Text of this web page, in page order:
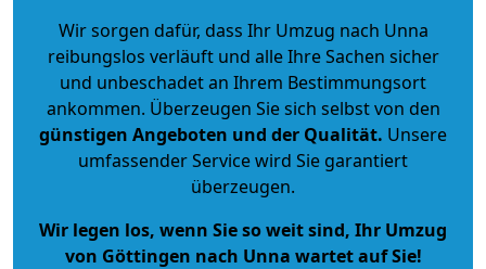
Wir sorgen dafür, dass Ihr Umzug nach Unna
reibungslos verläuft und alle Ihre Sachen sicher
und unbeschadet an Ihrem Bestimmungsort
ankommen. Überzeugen Sie sich selbst von den
günstigen Angeboten und der Qualität. Unsere
umfassender Service wird Sie garantiert
überzeugen.
Wir legen los, wenn Sie so weit sind, Ihr Umzug
von Göttingen nach Unna wartet auf Sie!